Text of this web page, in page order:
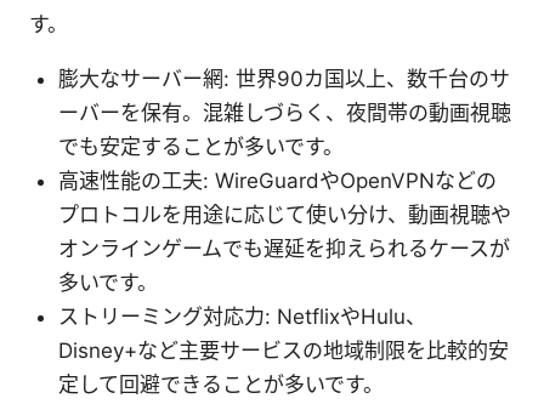
す。
膨大なサーバー網: 世界90カ国以上、数千台のサ
ーバーを保有。混雑しづらく、夜間帯の動画視聴
でも安定することが多いです。
高速性能の工夫: WireGuardやOpenVPNなどの
プロトコルを用途に応じて使い分け、動画視聴や
オンラインゲームでも遅延を抑えられるケースが
多いです。
ストリーミング対応力: NetflixやHulu、
Disney+など主要サービスの地域制限を比較的安
定して回避できることが多いです。